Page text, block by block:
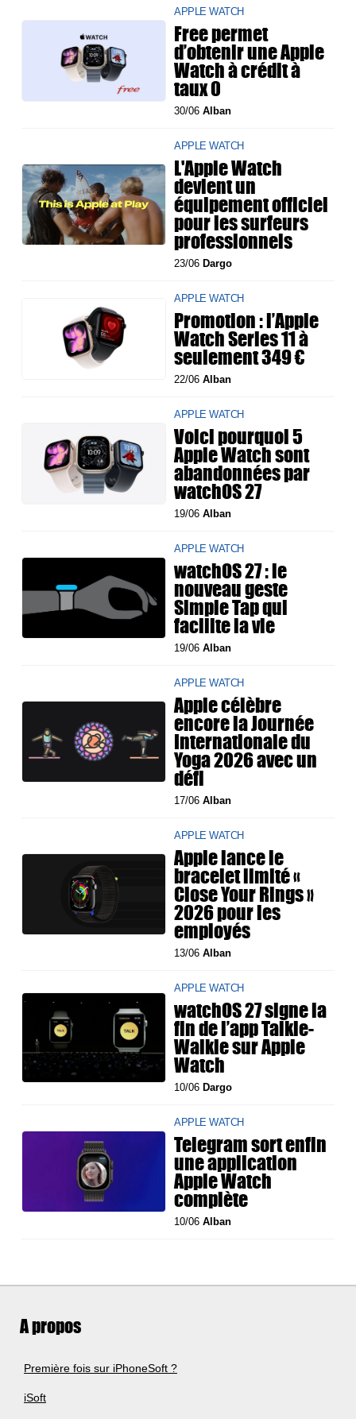
APPLE WATCH
Free permet
d’obtenir une Apple
Watch à crédit à
taux 0
30/06Alban
APPLE WATCH
L'Apple Watch
devient un
équipement officiel
pour les surfeurs
professionnels
23/06 Dargo
APPLE WATCH
Promotion : l’Apple
Watch Series 11 à
seulement 349 €
22/06Alban
APPLE WATCH
Voici pourquoi 5
Apple Watch sont
abandonnées par
watchOS 27
19/06Alban
APPLE WATCH
watchOS 27 : le
nouveau geste
Simple Tap qui
facilite la vie
19/06Alban
APPLE WATCH
Apple célèbre
encore la Journée
Internationale du
Yoga 2026 avec un
défi
17/06Alban
APPLE WATCH
Apple lance le
bracelet limité «
Close Your Rings »
2026 pour les
employés
13/06Alban
APPLE WATCH
watchOS 27 signe la
fin de l’app Talkie-
Walkie sur Apple
Watch
10/06 Dargo
APPLE WATCH
Telegram sort enfin
une application
Apple Watch
complète
10/06Alban
A propos
Première fois sur iPhoneSoft ?
iSoft